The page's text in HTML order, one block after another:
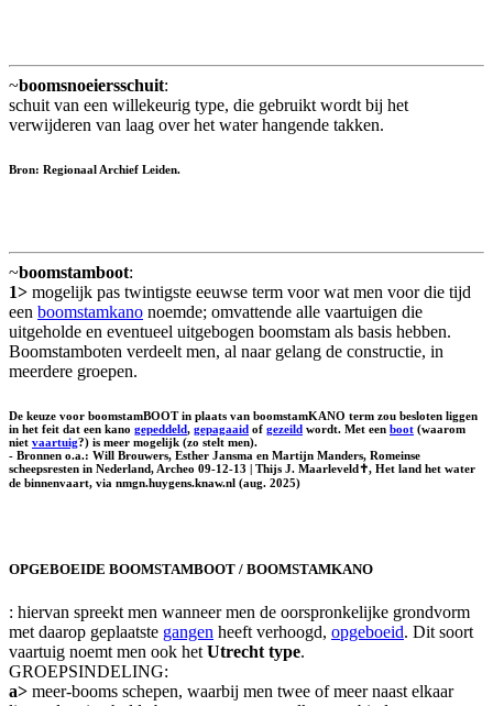
~boomsnoeiersschuit:
schuit van een willekeurig type, die gebruikt wordt bij het
verwijderen van laag over het water hangende takken.
Bron: Regionaal Archief Leiden.
~boomstamboot:
1> mogelijk pas twintigste eeuwse term voor wat men voor die tijd
een boomstamkano noemde; omvattende alle vaartuigen die
uitgeholde en eventueel uitgebogen boomstam als basis hebben.
Boomstamboten verdeelt men, al naar gelang de constructie, in
meerdere groepen.
De keuze voor boomstamBOOT in plaats van boomstamKANO term zou besloten liggen
in het feit dat een kano gepeddeld, gepagaaid of gezeild wordt. Met een boot (waarom
niet vaartuig?) is meer mogelijk (zo stelt men).
- Bronnen o.a.: Will Brouwers, Esther Jansma en Martijn Manders, Romeinse
scheepsresten in Nederland, Archeo 09-12-13 | Thijs J. Maarleveld✝, Het land het water
de binnenvaart, via nmgn.huygens.knaw.nl (aug. 2025)
OPGEBOEIDE BOOMSTAMBOOT / BOOMSTAMKANO
: hiervan spreekt men wanneer men de oorspronkelijke grondvorm
met daarop geplaatste gangen heeft verhoogd, opgeboeid. Dit soort
vaartuig noemt men ook het Utrecht type.
GROEPSINDELING:
a> meer-booms schepen, waarbij men twee of meer naast elkaar